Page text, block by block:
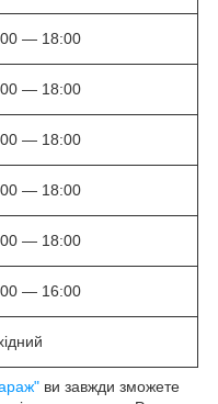
— 18:00
— 18:00
— 18:00
— 18:00
— 18:00
— 16:00
ви завжди зможете